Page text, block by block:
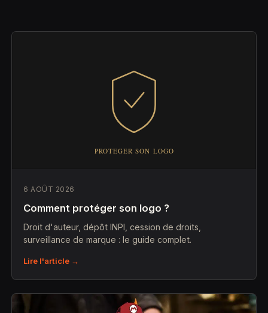
6 AOÛT 2026
Comment protéger son logo ?
Droit d'auteur, dépôt INPI, cession de droits,
surveillance de marque : le guide complet.
Lire l'article →